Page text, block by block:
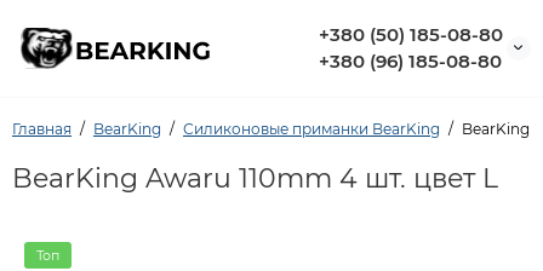
+380 (50) 185-08-80
+380 (96) 185-08-80
Главная BearKing Силиконовые приманки BearKing BearKing
BearKing Awaru 110mm 4 шт. цвет L
Топ